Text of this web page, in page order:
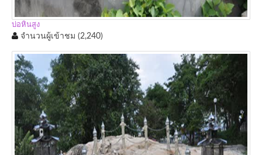
บ่อหินสูง
จำนวนผู้เข้าชม (2,240)